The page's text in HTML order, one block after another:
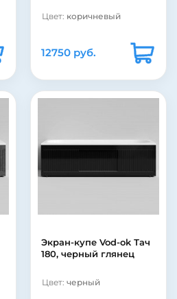
Цвет: коричневый
12750 руб.
Экран-купе Vod-ok Тач
180, черный глянец
Цвет: черный